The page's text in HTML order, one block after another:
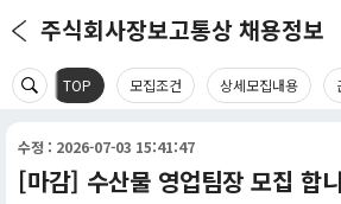
주식회사장보고통상 채용정보
TOP 모집조건 상세모집내용
수정 : 2026-07-03 15:41:47
[마감] 수산물 영업팀장 모집 합